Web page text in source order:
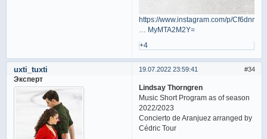
https://www.instagram.com/p/
… MyMTA2M2Y=
+4
34
19.07.2022 23:59:41
uxti_tuxti
Эксперт
Lindsay Thorngren
Music Short Program as of season
2022/2023
Concierto de Aranjuez arranged by
Cédric Tour